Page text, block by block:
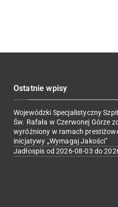
Ostatnie wpisy
Wojewódzki Specjalistyczny
Św. Rafała w Czerwonej Górze
wyróżniony w ramach
inicjatywy „Wymagaj Jakości”
Jadłospis od 2026-08-03 do